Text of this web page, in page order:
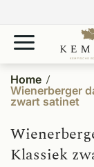
Home
Wienerberger
zwart satinet
Klassiek